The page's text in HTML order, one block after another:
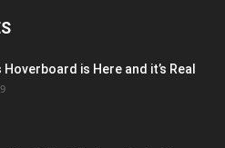
Hoverboard is Here and it’s Real